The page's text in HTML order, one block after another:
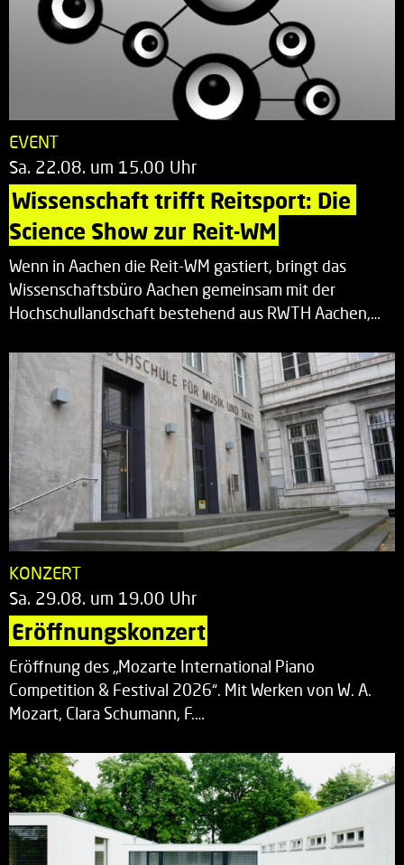
EVENT
Sa. 22.08. um 15.00 Uhr
Wissenschaft trifft Reitsport: Die
Science Show zur Reit-WM
Wenn in Aachen die Reit-WM gastiert, bringt das
Wissenschaftsbüro Aachen gemeinsam mit der
Hochschullandschaft bestehend aus RWTH Aachen,…
KONZERT
Sa. 29.08. um 19.00 Uhr
Eröffnungskonzert
Eröffnung des „Mozarte International Piano
Competition & Festival 2026“. Mit Werken von W. A.
Mozart, Clara Schumann, F.…